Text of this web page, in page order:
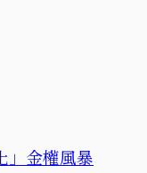
」金權風暴